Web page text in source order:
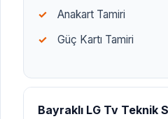
Anakart Tamiri
Güç Kartı Tamiri
Bayraklı LG Tv Teknik